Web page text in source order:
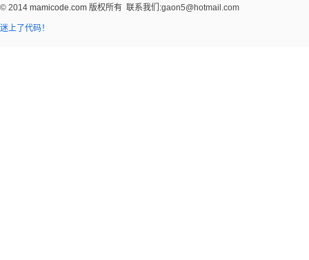
© 2014 mamicode.com 版权所有 联系我们:gaon5@hotmail.com
迷上了代码！